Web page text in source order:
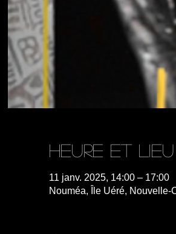
Heure et lieu
11 janv. 2025, 14:00 – 17:00
Nouméa, Île Uéré, Nouvelle-